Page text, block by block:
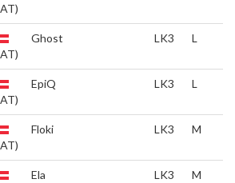
Ghost LK3 L
EpiQ LK3 L
Floki LK3 M
Ela LK3 M